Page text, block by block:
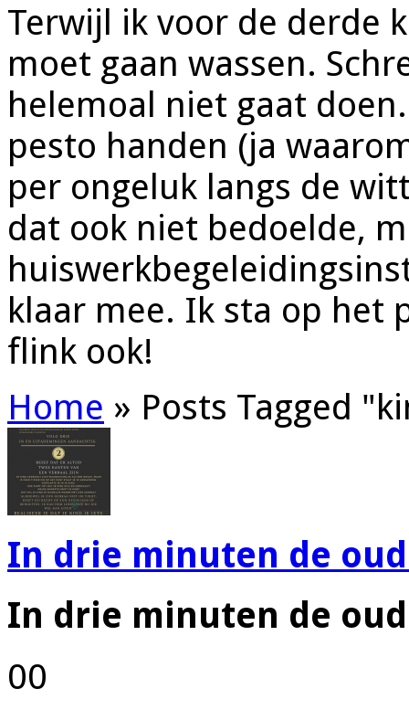
Terwijl ik voor de derde
moet gaan wassen.
helemoal niet gaat
pesto handen (ja
per ongeluk langs de
dat ook niet bedoelde,
klaar mee. Ik sta op het
flink ook!
Home » Posts Tagged "
In drie minuten de
In drie minuten de
00